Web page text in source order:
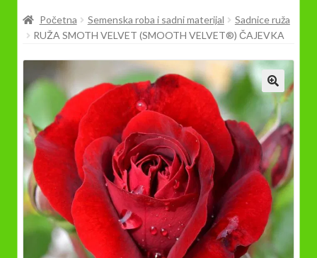
Prodavnica
Početna Semenska roba i sadni materijal
Sadnice ruža
RUŽA SMOTH VELVET (SMOOTH VELVET®) ČAJEVKA